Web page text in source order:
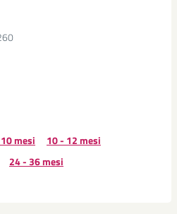
mesi
10 - 12 mesi
24 - 36 mesi